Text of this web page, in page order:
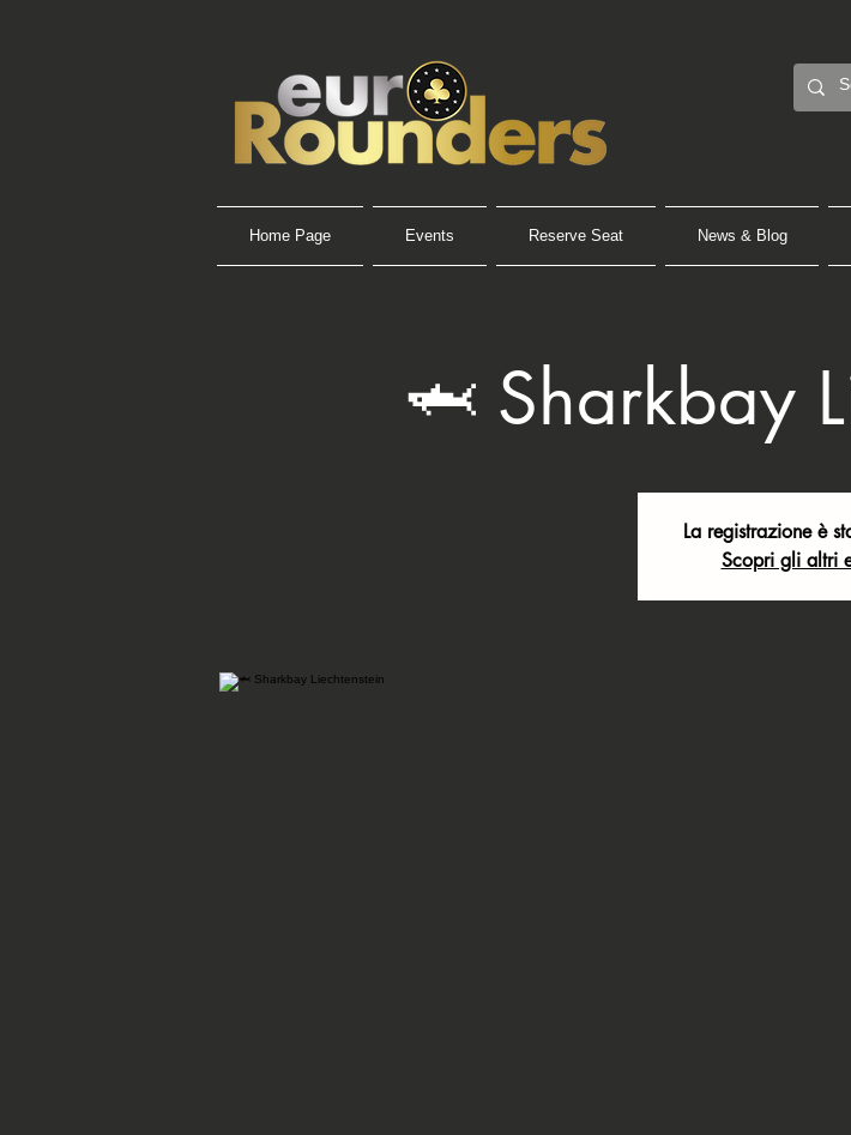
Home Page Events Reserve Seat News & Blog
🦈 Sharkbay
La registrazione è
Scopri gli altri